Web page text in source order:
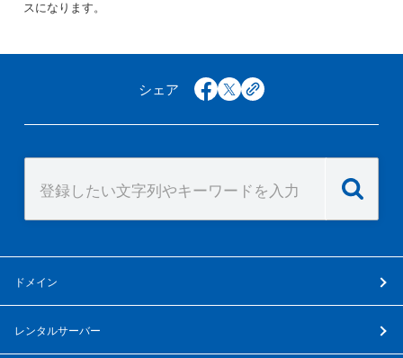
スになります。
シェア facebook
x copy
ドメイン
レンタルサーバー